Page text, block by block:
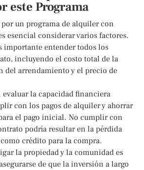
este Programa
un programa de alquiler con
esencial considerar varios factores.
importante entender todos los
incluyendo el costo total de la
del arrendamiento y el precio de
la capacidad financiera
con los pagos de alquiler y ahorrar
el pago inicial. No cumplir con
podría resultar en la pérdida
crédito para la compra.
la propiedad y la comunidad es
de que la inversión a largo